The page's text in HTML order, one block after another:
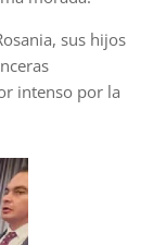
sus hijos
intenso por la